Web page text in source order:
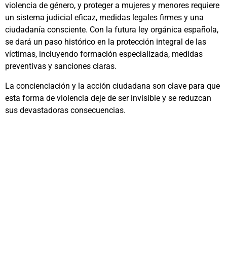
violencia de género, y proteger a mujeres y menores requiere
un sistema judicial eficaz, medidas legales firmes y una
ciudadanía consciente. Con la futura ley orgánica española,
se dará un paso histórico en la protección integral de las
víctimas, incluyendo formación especializada, medidas
preventivas y sanciones claras.
La concienciación y la acción ciudadana son clave para que
esta forma de violencia deje de ser invisible y se reduzcan
sus devastadoras consecuencias.